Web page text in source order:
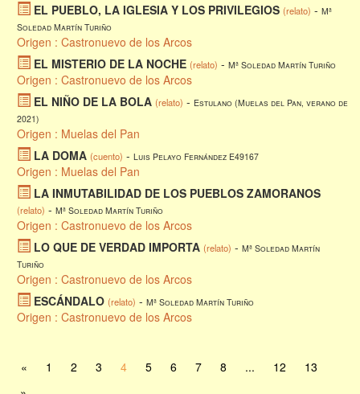
EL PUEBLO, LA IGLESIA Y LOS PRIVILEGIOS (relato) - Mª
Soledad Martín Turiño
Origen : Castronuevo de los Arcos
EL MISTERIO DE LA NOCHE (relato) - Mª Soledad Martín Turiño
Origen : Castronuevo de los Arcos
EL NIÑO DE LA BOLA (relato) - Estulano (Muelas del Pan, verano de
2021)
Origen : Muelas del Pan
LA DOMA (cuento) - Luis Pelayo Fernández E49167
Origen : Muelas del Pan
LA INMUTABILIDAD DE LOS PUEBLOS ZAMORANOS
(relato) - Mª Soledad Martín Turiño
Origen : Castronuevo de los Arcos
LO QUE DE VERDAD IMPORTA (relato) - Mª Soledad Martín
Turiño
Origen : Castronuevo de los Arcos
ESCÁNDALO (relato) - Mª Soledad Martín Turiño
Origen : Castronuevo de los Arcos
« 1 2 3 4 5 6 7 8 ... 12
13